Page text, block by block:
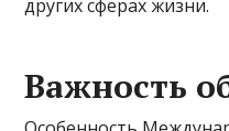
других сферах жизни.
Важность